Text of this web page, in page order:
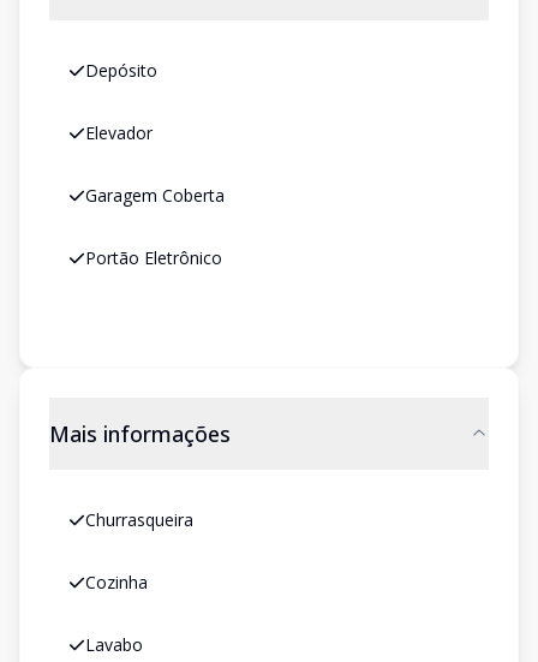
Depósito
Elevador
Garagem Coberta
Portão Eletrônico
Mais informações
Churrasqueira
Cozinha
Lavabo